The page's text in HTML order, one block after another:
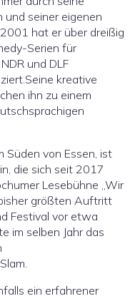
und seiner eigenen
hat er über dreißig
Serien für
und DLF
kreative
ihn zu einem
Süden von Essen, ist
die sich seit 2017
Lesebühne „Wir
größten Auftritt
Festival vor etwa
im selben Jahr das
ein erfahrener